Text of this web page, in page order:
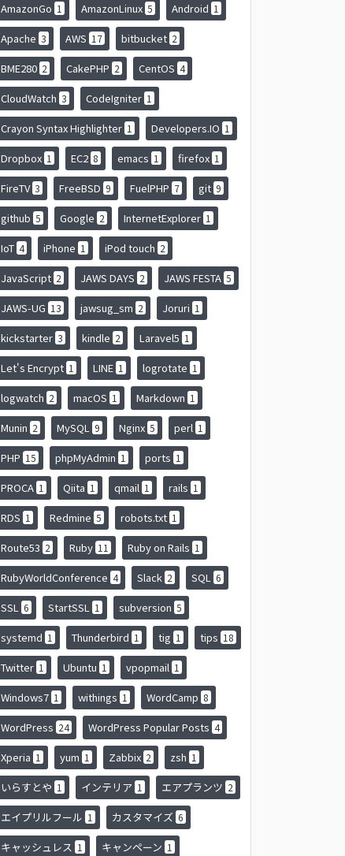
AmazonGo 1 AmazonLinux 5 Android 1
Apache 3 AWS 17 bitbucket 2
BME280 2 CakePHP 2 CentOS 4
CloudWatch 3 CodeIgniter 1
Crayon Syntax Highlighter 1 Developers.IO 1
Dropbox 1 EC2 8 emacs 1 firefox 1
FireTV 3 FreeBSD 9 FuelPHP 7 git 9
github 5 Google 2 InternetExplorer 1
IoT 4 iPhone 1 iPod touch 2
JavaScript 2 JAWS DAYS 2 JAWS FESTA 5
JAWS-UG 13 jawsug_sm 2 Joruri 1
kickstarter 3 kindle 2 Laravel5 1
Let's Encrypt 1 LINE 1 logrotate 1
logwatch 2 macOS 1 Markdown 1
Munin 2 MySQL 9 Nginx 5 perl 1
PHP 15 phpMyAdmin 1 ports 1
PROCA 1 Qiita 1 qmail 1 rails 1
RDS 1 Redmine 5 robots.txt 1
Route53 2 Ruby 11 Ruby on Rails 1
RubyWorldConference 4 Slack 2 SQL 6
SSL 6 StartSSL 1 subversion 5
systemd 1 Thunderbird 1 tig 1 tips 18
Twitter 1 Ubuntu 1 vpopmail 1
Windows7 1 withings 1 WordCamp 8
WordPress 24 WordPress Popular Posts 4
Xperia 1 yum 1 Zabbix 2 zsh 1
いらすとや 1 インテリア 1 エアプランツ 2
エイプリルフール 1 カスタマイズ 6
キャッシュレス 1 キャンペーン 1